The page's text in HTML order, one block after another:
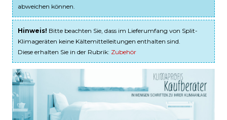
abweichen können.
Hinweis! Bitte beachten Sie, dass im Lieferumfang von Split-
Klimageräten keine Kältemittelleitungen enthalten sind.
Diese erhalten Sie in der Rubrik: Zubehör